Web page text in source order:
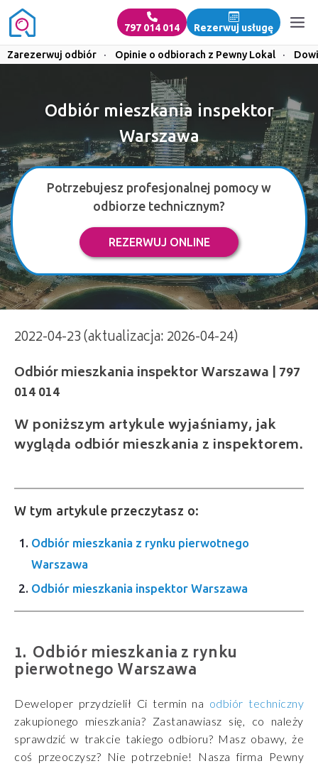
797 014 014 Rezerwuj usługę
Zarezerwuj odbiór · Opinie o odbiorach z Pewny Lokal ·
Odbiór mieszkania inspektor
Warszawa
Potrzebujesz profesjonalnej pomocy w
odbiorze technicznym?
REZERWUJ ONLINE
2022-04-23 (aktualizacja: 2026-04-24)
Odbiór mieszkania inspektor Warszawa | 797
W poniższym artykule wyjaśniamy, jak
wygląda odbiór mieszkania z inspektorem.
W tym artykule przeczytasz o:
Odbiór mieszkania z rynku pierwotnego
Warszawa
Odbiór mieszkania inspektor Warszawa
Odbiór mieszkania z rynku
pierwotnego Warszawa
Deweloper przydzielił Ci termin na odbiór techniczny
zakupionego mieszkania? Zastanawiasz się, co należy
sprawdzić w trakcie takiego odbioru? Masz obawy, że
coś przeoczysz? Nie potrzebnie! Nasza firma Pewny